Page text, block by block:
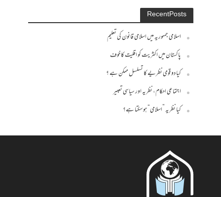
Recent Posts
اسلامی جمہوریہ میں اسلامی قانون کی تعلیم
پاکستان میں اکثریت کو اقلیت کا خوف
کیا دو قومی نظریے کا تسلسل ممکن ہے ؟
اجتماعی احکام، نظریہ اور سیاسی تعبیر
کیا نظریہ ”اسلامی“ ہو سکتا ہے؟